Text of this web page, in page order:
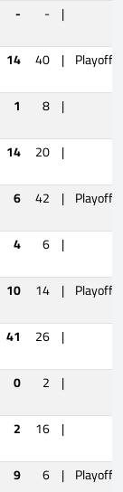
- - |
14 40 | Playoffs
1 8 |
14 20 |
6 42 | Playoffs
4 6 |
10 14 | Playoffs
41 26 |
0 2 |
2 16 |
9 6 | Playoffs